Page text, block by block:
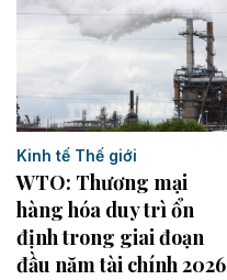
Kinh tế Thế giới
WTO: Thương mại
hàng hóa duy trì ổn
định trong giai đoạn
đầu năm tài chính 2026